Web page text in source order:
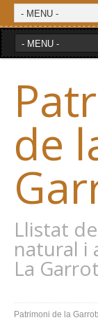
de
Llistat
natural i
La
Patrimoni de la